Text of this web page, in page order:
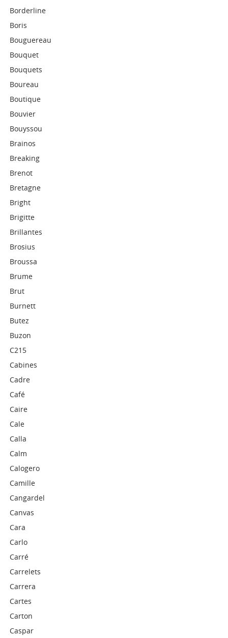
Borderline
Boris
Bouguereau
Bouquet
Bouquets
Boureau
Boutique
Bouvier
Bouyssou
Brainos
Breaking
Brenot
Bretagne
Bright
Brigitte
Brillantes
Brosius
Broussa
Brume
Brut
Burnett
Butez
Buzon
C215
Cabines
Cadre
Café
Caire
Cale
Calla
Calm
Calogero
Camille
Cangardel
Canvas
Cara
Carlo
Carré
Carrelets
Carrera
Cartes
Carton
Caspar